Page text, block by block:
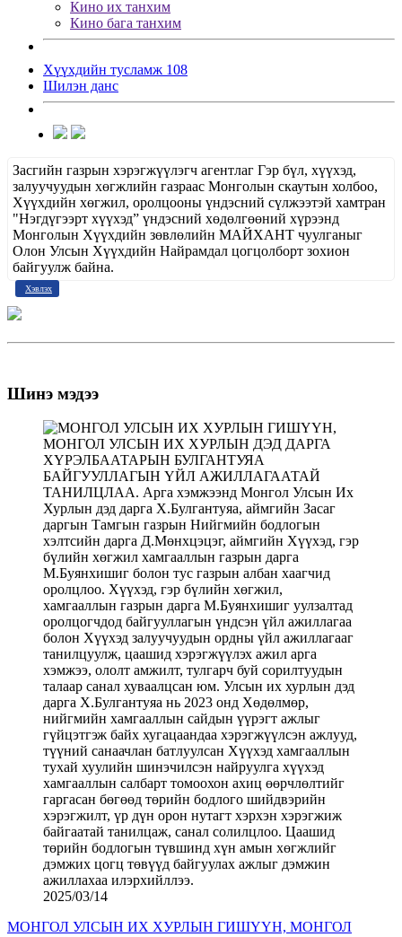
Кино их танхим
Кино бага танхим
Хүүхдийн тусламж 108
Шилэн данс
Засгийн газрын хэрэгжүүлэгч агентлаг Гэр бүл, хүүхэд,
залуучуудын хөгжлийн газраас Монголын скаутын холбоо,
Хүүхдийн хөгжил, оролцооны үндэсний сүлжээтэй хамтран
"Нэгдүгээрт хүүхэд” үндэсний хөдөлгөөний хүрээнд
Монголын Хүүхдийн зөвлөлийн МАЙХАНТ чуулганыг
Олон Улсын Хүүхдийн Найрамдал цогцолборт зохион
байгуулж байна.
Хэвлэх
Шинэ мэдээ
2025/03/14
МОНГОЛ УЛСЫН ИХ ХУРЛЫН ГИШҮҮН, МОНГОЛ